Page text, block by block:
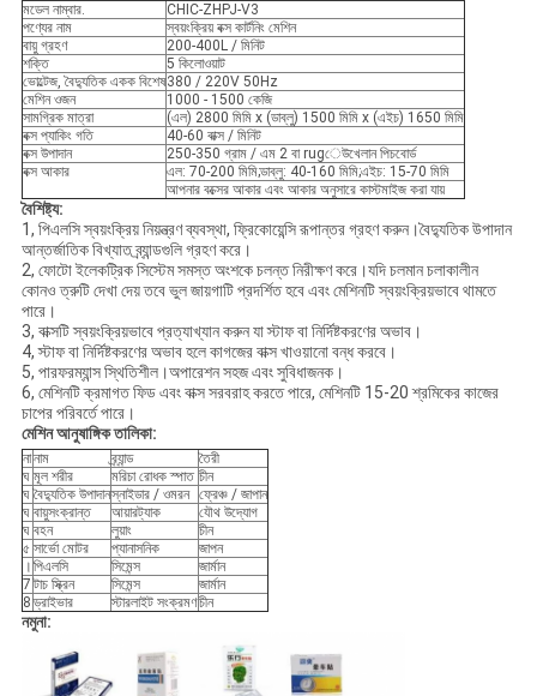
মডেল নাম্বার.
CHIC-ZHPJ-V3
পণ্যের নাম
স্বয়ংক্রিয় বক্স কার্টনিং মেশিন
বায়ু গ্রহণ
200-400L / মিনিট
শক্তি
5 কিলোওয়াট
ভোল্টেজ, বৈদ্যুতিক একক বিশেষ380 / 220V 50Hz
মেশিন ওজন
1000 - 1500 কেজি
সামগ্রিক মাত্রা
(এল) 2800 মিমি x (ডাব্লু) 1500 মিমি x (এইচ) 1650 মিমি
বক্স প্যাকিং গতি
40-60 বাক্স / মিনিট
বক্স উপাদান
250-350 গ্রাম / এম 2 বা rugেউখেলান পিচবোর্ড
বক্স আকার
এল: 70-200 মিমি;ডাব্লু: 40-160 মিমি;এইচ: 15-70 মিমি
আপনার বক্সের আকার এবং আকার অনুসারে কাস্টমাইজ করা যায়
বৈশিষ্ট্য:
1, পিএলসি স্বয়ংক্রিয় নিয়ন্ত্রণ ব্যবস্থা, ফ্রিকোয়েন্সি রূপান্তর গ্রহণ করুন।বৈদ্যুতিক উপাদান
আন্তর্জাতিক বিখ্যাত ব্র্যান্ডগুলি গ্রহণ করে।
2, ফোটো ইলেকট্রিক সিস্টেম সমস্ত অংশকে চলন্ত নিরীক্ষণ করে।যদি চলমান চলাকালীন
কোনও ত্রুটি দেখা দেয় তবে ভুল জায়গাটি প্রদর্শিত হবে এবং মেশিনটি স্বয়ংক্রিয়ভাবে থামতে
পারে।
3, বাক্সটি স্বয়ংক্রিয়ভাবে প্রত্যাখ্যান করুন যা স্টাফ বা নির্দিষ্টকরণের অভাব।
4, স্টাফ বা নির্দিষ্টকরণের অভাব হলে কাগজের বাক্স খাওয়ানো বন্ধ করবে।
5, পারফরম্যান্স স্থিতিশীল।অপারেশন সহজ এবং সুবিধাজনক।
6, মেশিনটি ক্রমাগত ফিড এবং বাক্স সরবরাহ করতে পারে, মেশিনটি 15-20 শ্রমিকের কাজের
চাপের পরিবর্তে পারে।
মেশিন আনুষাঙ্গিক তালিকা:
নানাম ব্র্যান্ড
তৈরী
ঘ মূল শরীর মরিচা রোধক স্পাত চীন
ঘ বৈদ্যুতিক উপাদানস্নাইডার / ওমরন ফ্রেঞ্চ / জাপান
ঘ বায়ুসংক্রান্ত আয়ারট্যাক
যৌথ উদ্যোগ
ঘ বহন লুয়াং
চীন
৫ সার্ভো মোটর প্যানাসনিক
জাপন
। পিএলসি সিমেন্স
জার্মান
7 টাচ স্ক্রিন সিমেন্স
জার্মান
8 ড্রাইভার স্টারলাইট সংক্রমণচীন
নমুনা: